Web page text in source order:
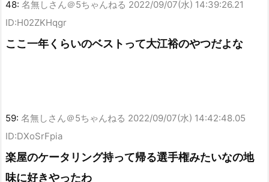
48: 名無しさん＠5ちゃんねる 2022/09/07(水) 14:39:26.21
ID:H02ZKHqgr
ここ一年くらいのベストって大江裕のやつだよな
59: 名無しさん＠5ちゃんねる 2022/09/07(水) 14:42:48.05
ID:DXoSrFpia
楽屋のケータリング持って帰る選手権みたいなの地
味に好きやったわ